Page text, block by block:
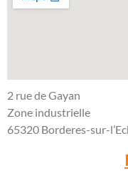
2 rue de Gayan
Zone industrielle
65320 Borderes-sur-